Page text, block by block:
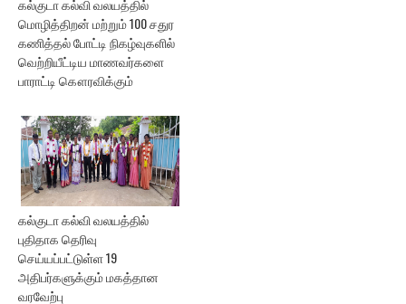
கல்குடா கல்வி வலயத்தில்
மொழித்திறன் மற்றும் 100 சதுர
கணித்தல் போட்டி நிகழ்வுகளில்
வெற்றியீட்டிய மாணவர்களை
பாராட்டி கௌரவிக்கும்
கல்குடா கல்வி வலயத்தில்
புதிதாக தெரிவு
செய்யப்பட்டுள்ள 19
அதிபர்களுக்கும் மகத்தான
வரவேற்பு